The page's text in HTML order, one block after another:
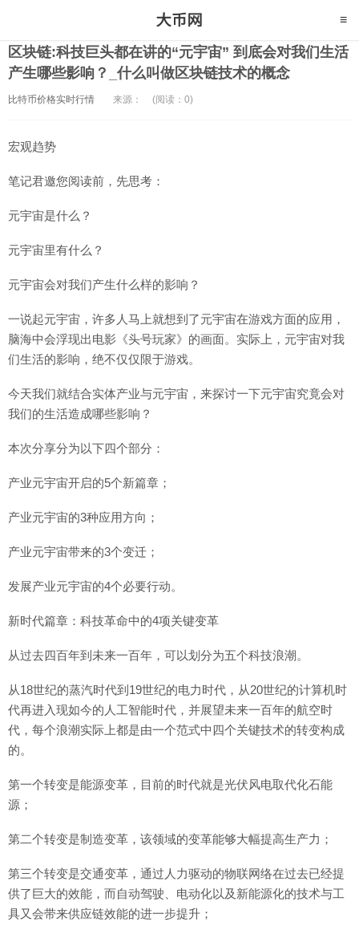
区块链:科技巨头都在讲的“元宇宙” 到底会对我们生活
产生哪些影响？_什么叫做区块链技术的概念
比特币价格实时行情 来源： (阅读：0)
宏观趋势
笔记君邀您阅读前，先思考：
元宇宙是什么？
元宇宙里有什么？
元宇宙会对我们产生什么样的影响？
一说起元宇宙，许多人马上就想到了元宇宙在游戏方面的应用，
脑海中会浮现出电影《头号玩家》的画面。实际上，元宇宙对我
们生活的影响，绝不仅仅限于游戏。
今天我们就结合实体产业与元宇宙，来探讨一下元宇宙究竟会对
我们的生活造成哪些影响？
本次分享分为以下四个部分：
产业元宇宙开启的5个新篇章；
产业元宇宙的3种应用方向；
产业元宇宙带来的3个变迁；
发展产业元宇宙的4个必要行动。
新时代篇章：科技革命中的4项关键变革
从过去四百年到未来一百年，可以划分为五个科技浪潮。
从18世纪的蒸汽时代到19世纪的电力时代，从20世纪的计算机时
代再进入现如今的人工智能时代，并展望未来一百年的航空时
代，每个浪潮实际上都是由一个范式中四个关键技术的转变构成
的。
第一个转变是能源变革，目前的时代就是光伏风电取代化石能
源；
第二个转变是制造变革，该领域的变革能够大幅提高生产力；
第三个转变是交通变革，通过人力驱动的物联网络在过去已经提
供了巨大的效能，而自动驾驶、电动化以及新能源化的技术与工
具又会带来供应链效能的进一步提升；